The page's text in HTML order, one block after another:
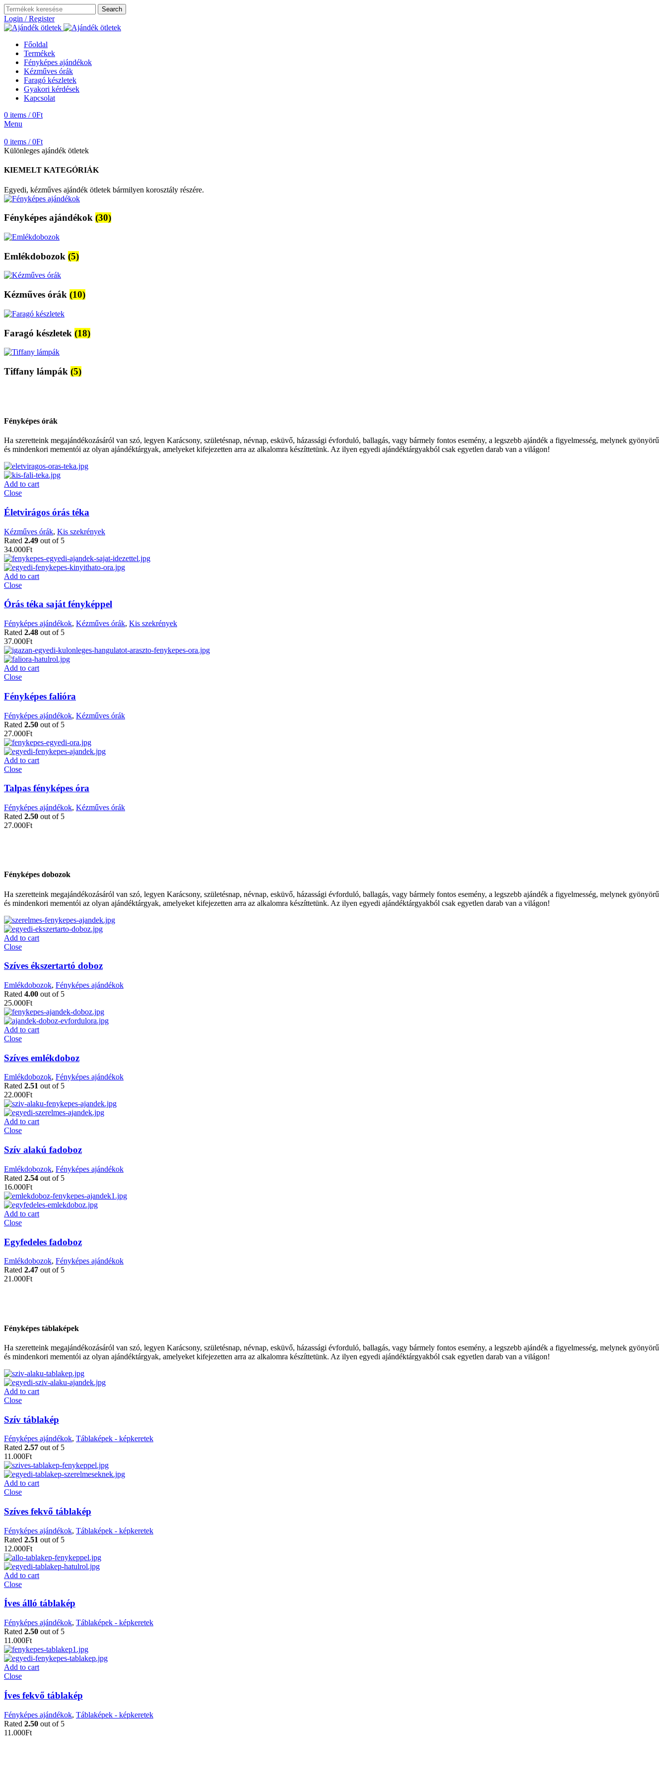
Search
Login / Register
Főoldal
Termékek
Fényképes ajándékok
Kézműves órák
Faragó készletek
Gyakori kérdések
Kapcsolat
0 items / 0Ft
Menu
0 items / 0Ft
Különleges ajándék ötletek
KIEMELT KATEGÓRIÁK
Egyedi, kézműves ajándék ötletek bármilyen korosztály részére.
Fényképes ajándékok (30)
Emlékdobozok (5)
Kézműves órák (10)
Faragó készletek (18)
Tiffany lámpák (5)
Fényképes órák
Ha szeretteink megajándékozásáról van szó, legyen Karácsony, születésnap, névnap, esküvő, házassági évforduló, ballagás, vagy bármely fontos esemény, a legszebb ajándék a figyelmesség, melynek gyönyörű
és mindenkori mementói az olyan ajándéktárgyak, amelyeket kifejezetten arra az alkalomra készíttetünk. Az ilyen egyedi ajándéktárgyakból csak egyetlen darab van a világon!
Add to cart
Close
Életvirágos órás téka
Kézműves órák, Kis szekrények
Rated 2.49 out of 5
34.000Ft
Add to cart
Close
Órás téka saját fényképpel
Fényképes ajándékok, Kézműves órák, Kis szekrények
Rated 2.48 out of 5
37.000Ft
Add to cart
Close
Fényképes falióra
Fényképes ajándékok, Kézműves órák
Rated 2.50 out of 5
27.000Ft
Add to cart
Close
Talpas fényképes óra
Fényképes ajándékok, Kézműves órák
Rated 2.50 out of 5
27.000Ft
Fényképes dobozok
Ha szeretteink megajándékozásáról van szó, legyen Karácsony, születésnap, névnap, esküvő, házassági évforduló, ballagás, vagy bármely fontos esemény, a legszebb ajándék a figyelmesség, melynek gyönyörű
és mindenkori mementói az olyan ajándéktárgyak, amelyeket kifejezetten arra az alkalomra készíttetünk. Az ilyen egyedi ajándéktárgyakból csak egyetlen darab van a világon!
Add to cart
Close
Szíves ékszertartó doboz
Emlékdobozok, Fényképes ajándékok
Rated 4.00 out of 5
25.000Ft
Add to cart
Close
Szíves emlékdoboz
Emlékdobozok, Fényképes ajándékok
Rated 2.51 out of 5
22.000Ft
Add to cart
Close
Szív alakú fadoboz
Emlékdobozok, Fényképes ajándékok
Rated 2.54 out of 5
16.000Ft
Add to cart
Close
Egyfedeles fadoboz
Emlékdobozok, Fényképes ajándékok
Rated 2.47 out of 5
21.000Ft
Fényképes táblaképek
Ha szeretteink megajándékozásáról van szó, legyen Karácsony, születésnap, névnap, esküvő, házassági évforduló, ballagás, vagy bármely fontos esemény, a legszebb ajándék a figyelmesség, melynek gyönyörű
és mindenkori mementói az olyan ajándéktárgyak, amelyeket kifejezetten arra az alkalomra készíttetünk. Az ilyen egyedi ajándéktárgyakból csak egyetlen darab van a világon!
Add to cart
Close
Szív táblakép
Fényképes ajándékok, Táblaképek - képkeretek
Rated 2.57 out of 5
11.000Ft
Add to cart
Close
Szíves fekvő táblakép
Fényképes ajándékok, Táblaképek - képkeretek
Rated 2.51 out of 5
12.000Ft
Add to cart
Close
Íves álló táblakép
Fényképes ajándékok, Táblaképek - képkeretek
Rated 2.50 out of 5
11.000Ft
Add to cart
Close
Íves fekvő táblakép
Fényképes ajándékok, Táblaképek - képkeretek
Rated 2.50 out of 5
11.000Ft